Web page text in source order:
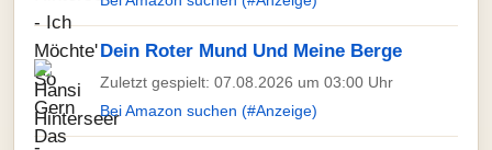
Dein Roter Mund Und Meine Berge
Zuletzt gespielt: 07.08.2026 um 03:00 Uhr
Bei Amazon suchen (#Anzeige)